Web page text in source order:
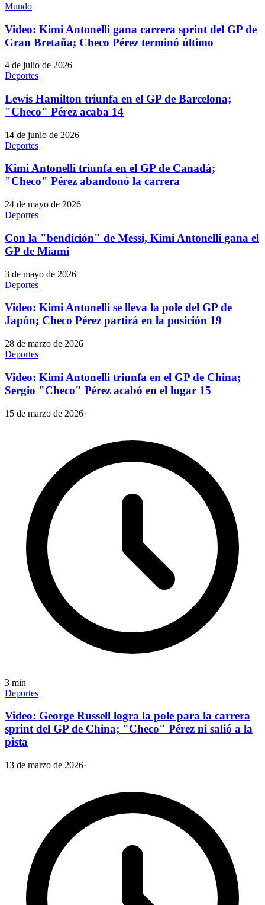
Mundo
Video: Kimi Antonelli gana carrera sprint del GP de
Gran Bretaña; Checo Pérez terminó último
4 de julio de 2026
Deportes
Lewis Hamilton triunfa en el GP de Barcelona;
"Checo" Pérez acaba 14
14 de junio de 2026
Deportes
Kimi Antonelli triunfa en el GP de Canadá;
"Checo" Pérez abandonó la carrera
24 de mayo de 2026
Deportes
Con la "bendición" de Messi, Kimi Antonelli gana el
GP de Miami
3 de mayo de 2026
Deportes
Video: Kimi Antonelli se lleva la pole del GP de
Japón; Checo Pérez partirá en la posición 19
28 de marzo de 2026
Deportes
Video: Kimi Antonelli triunfa en el GP de China;
Sergio "Checo" Pérez acabó en el lugar 15
15 de marzo de 2026·
3 min
Deportes
Video: George Russell logra la pole para la carrera
sprint del GP de China; "Checo" Pérez ni salió a la
pista
13 de marzo de 2026·